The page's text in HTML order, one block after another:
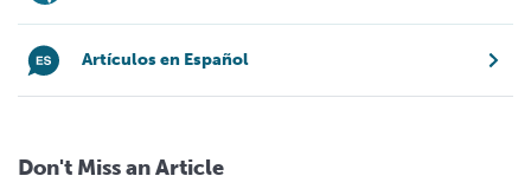
Artículos en Español
Don't Miss an Article